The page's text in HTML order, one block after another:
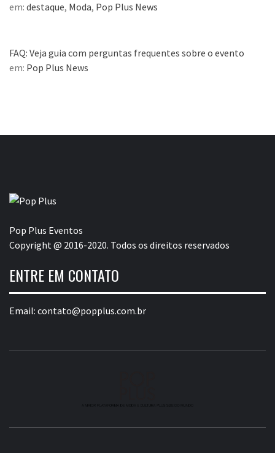
em: destaque, Moda, Pop Plus News
FAQ: Veja guia com perguntas frequentes sobre o evento
em: Pop Plus News
Pop Plus Eventos
Copyright @ 2016-2020. Todos os direitos reservados
ENTRE EM CONTATO
Email: contato@popplus.com.br